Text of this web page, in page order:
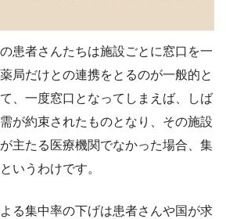
患者さんたちは施設ごとに窓口を一
局だけとの連携をとるのが一般的と
、一度窓口となってしまえば、しば
が約束されたものとなり、その施設
主たる医療機関でなかった場合、集
いうわけです。
る集中率の下げは患者さんや国が求